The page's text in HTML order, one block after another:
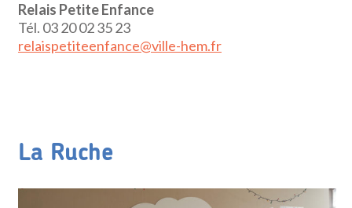
Relais Petite Enfance
Tél. 03 20 02 35 23
relaispetiteenfance@ville-hem.fr
La Ruche